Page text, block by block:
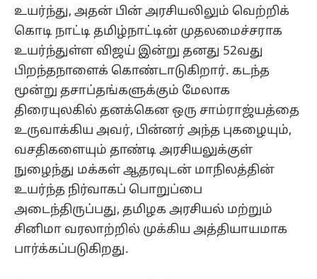
உயர்ந்து, அதன் பின் அரசியலிலும் வெற்றிக்
கொடி நாட்டி தமிழ்நாட்டின் முதலமைச்சராக
உயர்ந்துள்ள விஜய் இன்று தனது 52வது
பிறந்தநாளைக் கொண்டாடுகிறார். கடந்த
மூன்று தசாப்தங்களுக்கும் மேலாக
திரையுலகில் தனக்கென ஒரு சாம்ராஜ்யத்தை
உருவாக்கிய அவர், பின்னர் அந்த புகழையும்,
வசதிகளையும் தாண்டி அரசியலுக்குள்
நுழைந்து மக்கள் ஆதரவுடன் மாநிலத்தின்
உயர்ந்த நிர்வாகப் பொறுப்பை
அடைந்திருப்பது, தமிழக அரசியல் மற்றும்
சினிமா வரலாற்றில் முக்கிய அத்தியாயமாக
பார்க்கப்படுகிறது.